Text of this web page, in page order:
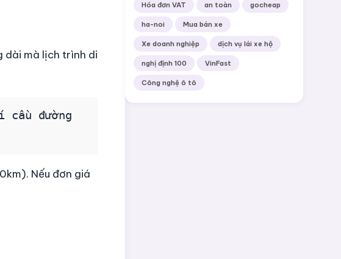
dài mà lịch trình di
đường
Nếu đơn giá
Hóa đơn VAT an toàn gocheap
ha-noi Mua bán xe
Xe doanh nghiệp dịch vụ lái xe hộ
nghị định 100 VinFast
Công nghệ ô tô